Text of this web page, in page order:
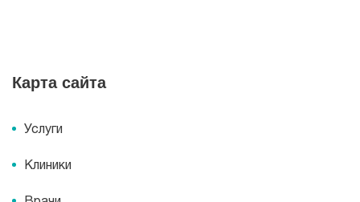
Карта сайта
Услуги
Клиники